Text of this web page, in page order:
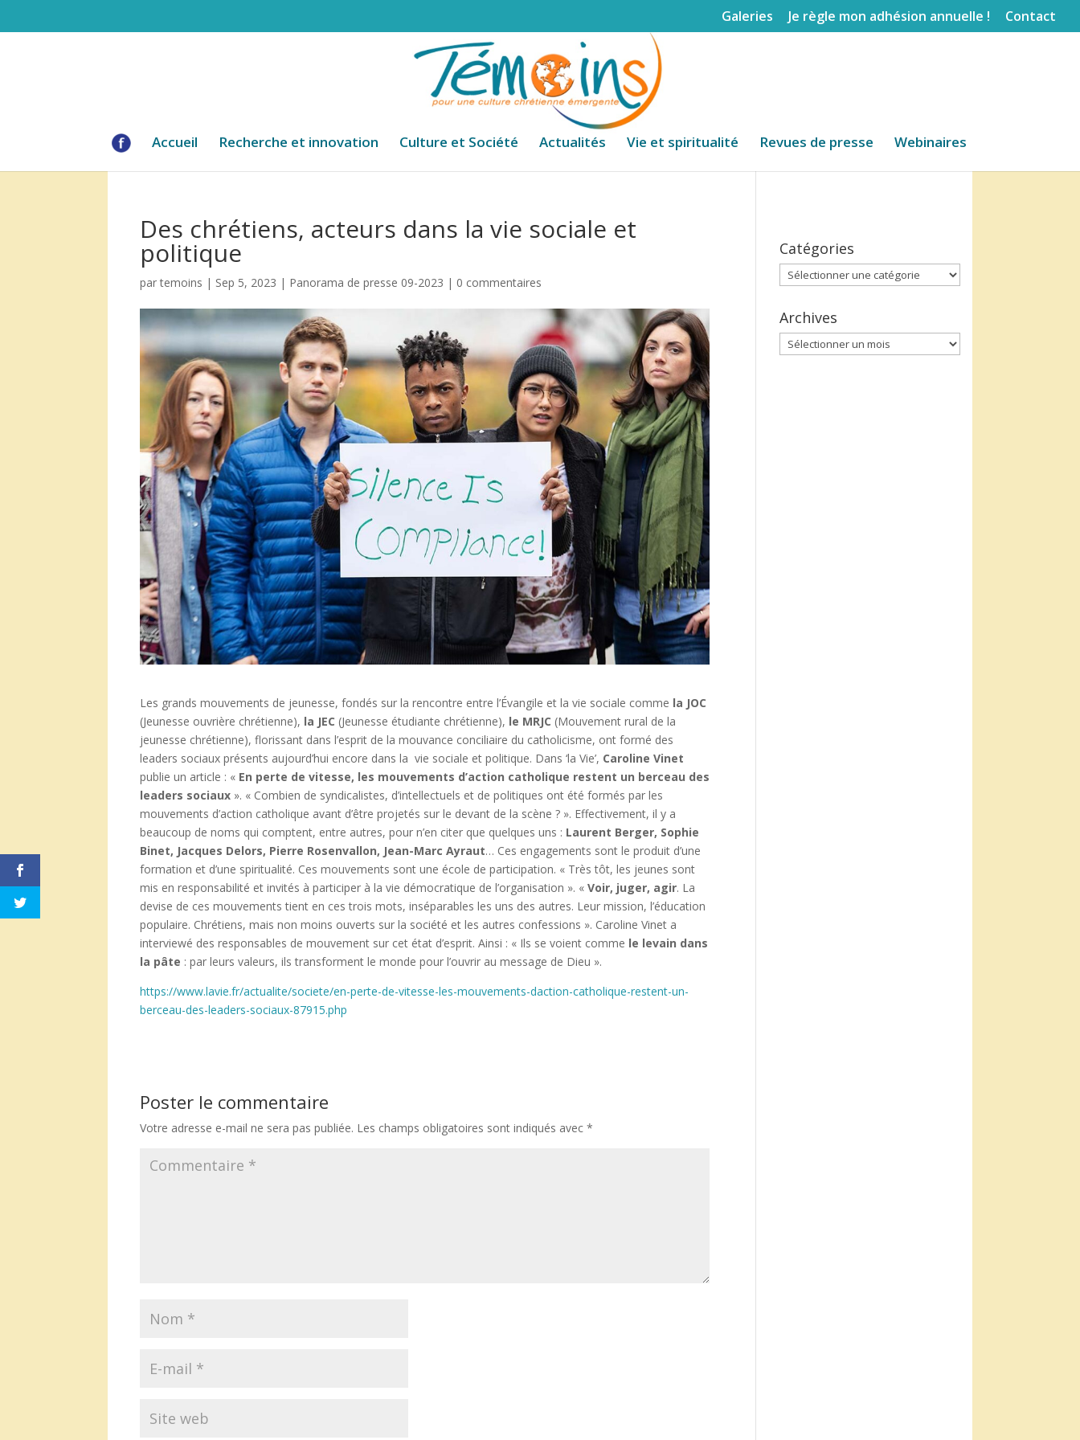
Galeries Je règle mon adhésion annuelle ! Contact
Accueil Recherche et innovation Culture et Société Actualités Vie et spiritualité Revues de presse Webinaires
Des chrétiens, acteurs dans la vie sociale et
politique
partemoins | Sep 5, 2023 | Panorama de presse 09-2023 | 0 commentaires
Les grands mouvements de jeunesse, fondés sur la rencontre entre l’Évangile et la vie sociale comme la JOC
(Jeunesse ouvrière chrétienne), la JEC (Jeunesse étudiante chrétienne), le MRJC (Mouvement rural de la
jeunesse chrétienne), florissant dans l’esprit de la mouvance conciliaire du catholicisme, ont formé des
leaders sociaux présents aujourd’hui encore dans la vie sociale et politique. Dans ‘la Vie’, Caroline Vinet
publie un article : « En perte de vitesse, les mouvements d’action catholique restent un berceau des
leaders sociaux ». « Combien de syndicalistes, d’intellectuels et de politiques ont été formés par les
mouvements d’action catholique avant d’être projetés sur le devant de la scène ? ». Effectivement, il y a
beaucoup de noms qui comptent, entre autres, pour n’en citer que quelques uns : Laurent Berger, Sophie
Binet, Jacques Delors, Pierre Rosenvallon, Jean-Marc Ayraut… Ces engagements sont le produit d’une
formation et d’une spiritualité. Ces mouvements sont une école de participation. « Très tôt, les jeunes sont
mis en responsabilité et invités à participer à la vie démocratique de l’organisation ». «Voir, juger, agir. La
devise de ces mouvements tient en ces trois mots, inséparables les uns des autres. Leur mission, l’éducation
populaire. Chrétiens, mais non moins ouverts sur la société et les autres confessions ». Caroline Vinet a
interviewé des responsables de mouvement sur cet état d’esprit. Ainsi : « Ils se voient comme le levain dans
la pâte : par leurs valeurs, ils transforment le monde pour l’ouvrir au message de Dieu ».
https://www.lavie.fr/actualite/societe/en-perte-de-vitesse-les-mouvements-daction-catholique-restent-un-
berceau-des-leaders-sociaux-87915.php
Poster le commentaire
Votre adresse e-mail ne sera pas publiée. Les champs obligatoires sont indiqués avec*
Catégories
Catégories
Archives
Archives